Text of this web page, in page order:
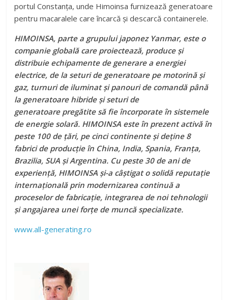
portul Constanța, unde Himoinsa furnizează generatoare
pentru macaralele care încarcă și descarcă containerele.
HIMOINSA, parte a grupului japonez Yanmar, este o
companie globală care proiectează, produce și
distribuie echipamente de generare a energiei
electrice, de la seturi de generatoare pe motorină și
gaz, turnuri de iluminat și panouri de comandă până
la generatoare hibride și seturi de
generatoare pregătite să fie încorporate în sistemele
de energie solară. HIMOINSA este în prezent activă în
peste 100 de țări, pe cincicontinente și deține 8
fabrici de producție în China, India, Spania, Franța,
Brazilia, SUA și Argentina. Cu peste 30 de ani de
experiență, HIMOINSA și-a câștigat o solidă reputație
internațională prin modernizarea continuă a
proceselor de fabricație, integrarea de noi tehnologii
și angajarea unei forțe de muncă specializate.
www.all-generating.ro